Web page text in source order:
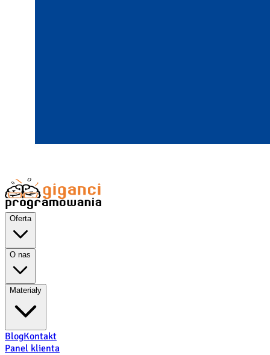
Oferta
O nas
Materiały
BlogKontakt
Panel klienta